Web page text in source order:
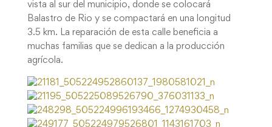
vista al sur del municipio, donde se colocará
Balastro de Rio y se compactará en una longitud
3.5 km. La reparación de esta calle beneficia a
muchas familias que se dedican a la producción
agrícola.